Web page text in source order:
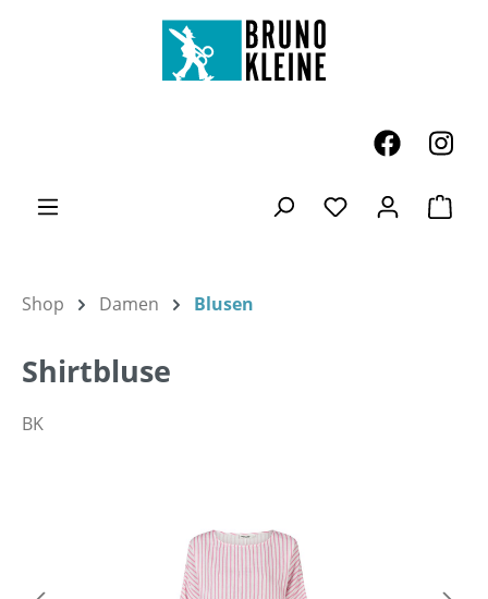
Zum Hauptinhalt springen
Du hast 0
Shop Damen Blusen
Shirtbluse
BK